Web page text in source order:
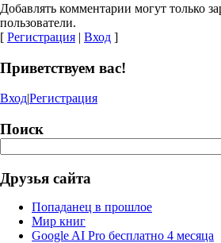
Добавлять комментарии могут только
пользователи.
[ Регистрация | Вход ]
Приветствуем вас!
Вход|Регистрация
Поиск
Друзья сайта
Попаданец в прошлое
Мир книг
Google AI Pro бесплатно 4 месяца